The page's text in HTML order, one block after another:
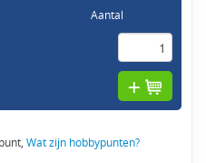
Aantal
Wat zijn hobbypunten?